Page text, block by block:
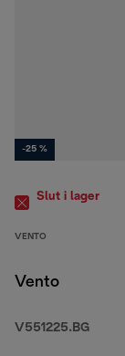
-25 %
Slut i lager
VENTO
Vento
V551225.BG